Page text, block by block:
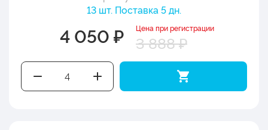
13 шт. Поставка 5 дн.
4 050 ₽ Цена при регистрации
3 888 ₽